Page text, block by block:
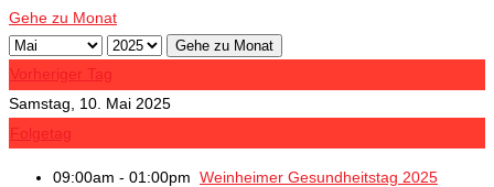
Gehe zu Monat
Gehe zu Monat
Vorheriger Tag
Samstag, 10. Mai 2025
Folgetag
09:00am - 01:00pm Weinheimer Gesundheitstag 2025